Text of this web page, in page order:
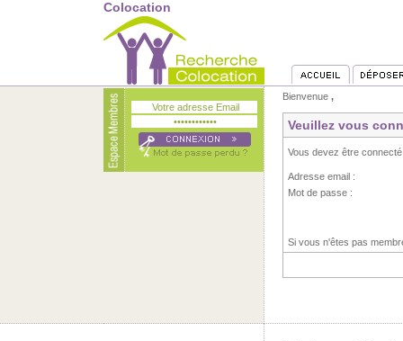
Colocation
Bienvenue ,
Veuillez vous
Vous devez être
Adresse email :
Mot de passe :
Si vous n'êtes pas